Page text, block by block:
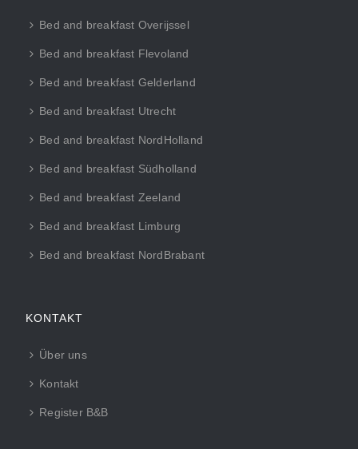
Bed and breakfast Overijssel
Bed and breakfast Flevoland
Bed and breakfast Gelderland
Bed and breakfast Utrecht
Bed and breakfast NordHolland
Bed and breakfast Südholland
Bed and breakfast Zeeland
Bed and breakfast Limburg
Bed and breakfast NordBrabant
KONTAKT
Über uns
Kontakt
Register B&B